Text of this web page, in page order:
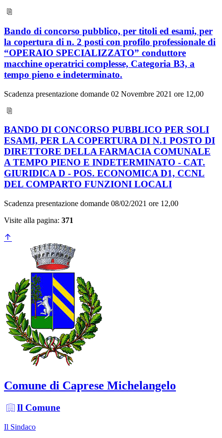
Bando di concorso pubblico, per titoli ed esami, per
la copertura di n. 2 posti con profilo professionale di
“OPERAIO SPECIALIZZATO” conduttore
macchine operatrici complesse, Categoria B3, a
tempo pieno e indeterminato.
Scadenza presentazione domande 02 Novembre 2021 ore 12,00
BANDO DI CONCORSO PUBBLICO PER SOLI
ESAMI, PER LA COPERTURA DI N.1 POSTO DI
DIRETTORE DELLA FARMACIA COMUNALE
A TEMPO PIENO E INDETERMINATO - CAT.
GIURIDICA D - POS. ECONOMICA D1, CCNL
DEL COMPARTO FUNZIONI LOCALI
Scadenza presentazione domande 08/02/2021 ore 12,00
Visite alla pagina: 371
Comune di Caprese Michelangelo
Il Comune
Il Sindaco